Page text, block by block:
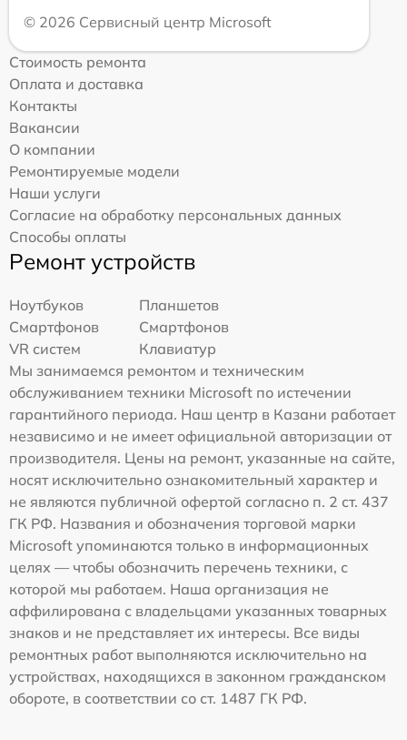
© 2026 Сервисный центр Microsoft
Стоимость ремонта
Оплата и доставка
Контакты
Вакансии
О компании
Ремонтируемые модели
Наши услуги
Согласие на обработку персональных данных
Способы оплаты
Ремонт устройств
Ноутбуков
Планшетов
Смартфонов
Смартфонов
VR систем
Клавиатур
Мы занимаемся ремонтом и техническим
обслуживанием техники Microsoft по истечении
гарантийного периода. Наш центр в Казани работает
независимо и не имеет официальной авторизации от
производителя. Цены на ремонт, указанные на сайте,
носят исключительно ознакомительный характер и
не являются публичной офертой согласно п. 2 ст. 437
ГК РФ. Названия и обозначения торговой марки
Microsoft упоминаются только в информационных
целях — чтобы обозначить перечень техники, с
которой мы работаем. Наша организация не
аффилирована с владельцами указанных товарных
знаков и не представляет их интересы. Все виды
ремонтных работ выполняются исключительно на
устройствах, находящихся в законном гражданском
обороте, в соответствии со ст. 1487 ГК РФ.